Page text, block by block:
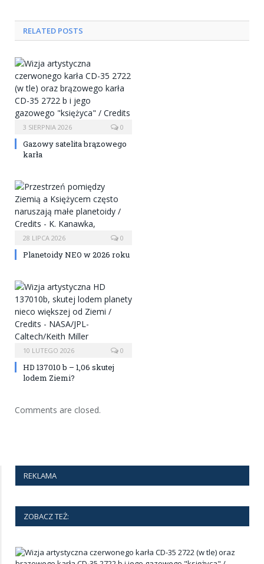
RELATED POSTS
3 SIERPNIA 2026 0
Gazowy satelita brązowego
karła
28 LIPCA 2026 0
Planetoidy NEO w 2026 roku
10 LUTEGO 2026 0
HD 137010 b – 1,06 skutej
lodem Ziemi?
Comments are closed.
REKLAMA
ZOBACZ TEŻ: